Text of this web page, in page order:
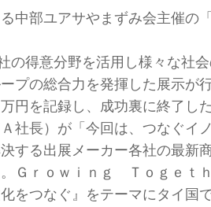
部ユアサやまずみ会主催の
得意分野を活用し様々な社
プの総合力を発揮した展示が行
を記録し、成功裏に終了した
長）が「今回は、つなぐイ
る出展メーカー各社の最新
Ｇｒｏｗｉｎｇ Ｔｏｇｅｔ
をつなぐ』をテーマにタイ国